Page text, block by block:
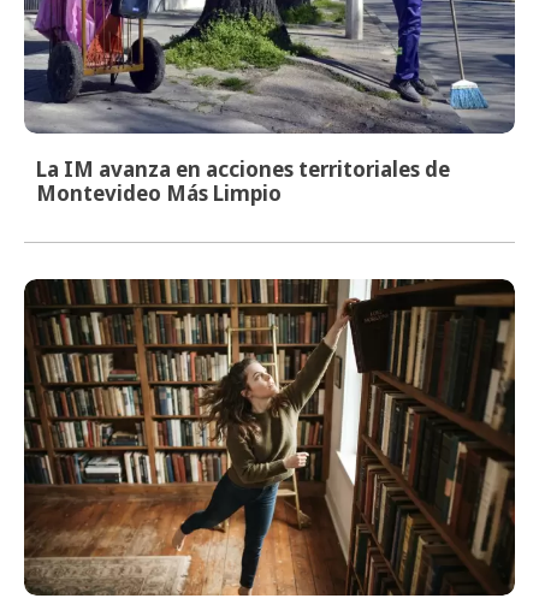
La IM avanza en acciones territoriales de
Montevideo Más Limpio